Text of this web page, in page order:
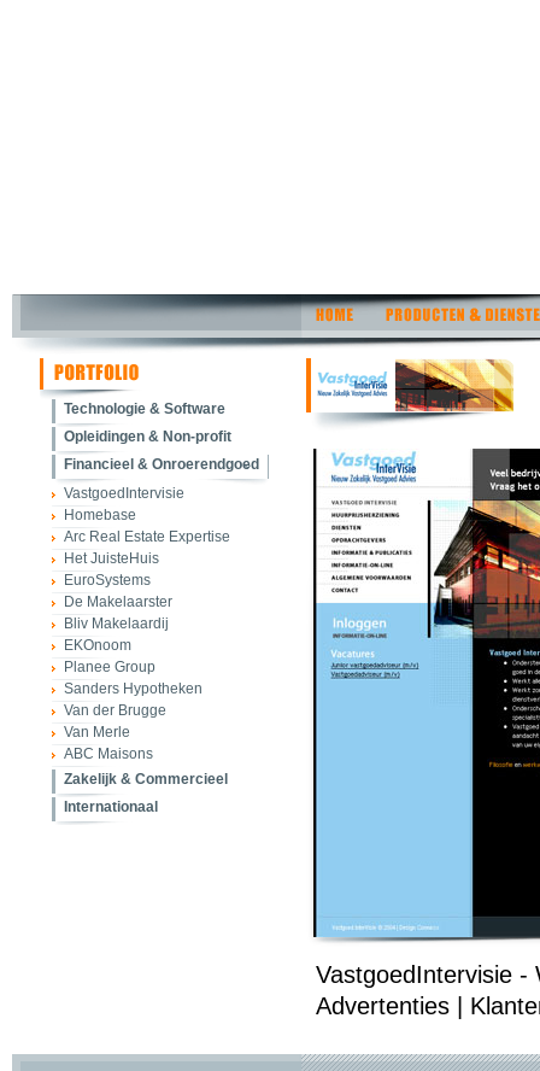
Technologie & Software
Opleidingen & Non-profit
Financieel & Onroerendgoed
VastgoedIntervisie
Homebase
Arc Real Estate Expertise
Het JuisteHuis
EuroSystems
De Makelaarster
Bliv Makelaardij
EKOnoom
Planee Group
Sanders Hypotheken
Van der Brugge
Van Merle
ABC Maisons
Zakelijk & Commercieel
Internationaal
VastgoedIntervisie -
Advertenties |